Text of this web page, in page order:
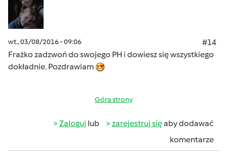
wt., 03/08/2016 - 09:06
#14
Frażko zadzwoń do swojego PH i dowiesz się wszystkiego
dokładnie. Pozdrawiam
Góra strony
Zaloguj lub zarejestruj sięaby dodawać
komentarze